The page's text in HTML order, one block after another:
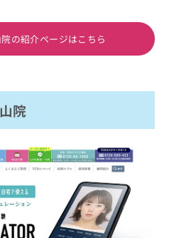
の紹介ページはこちら
院